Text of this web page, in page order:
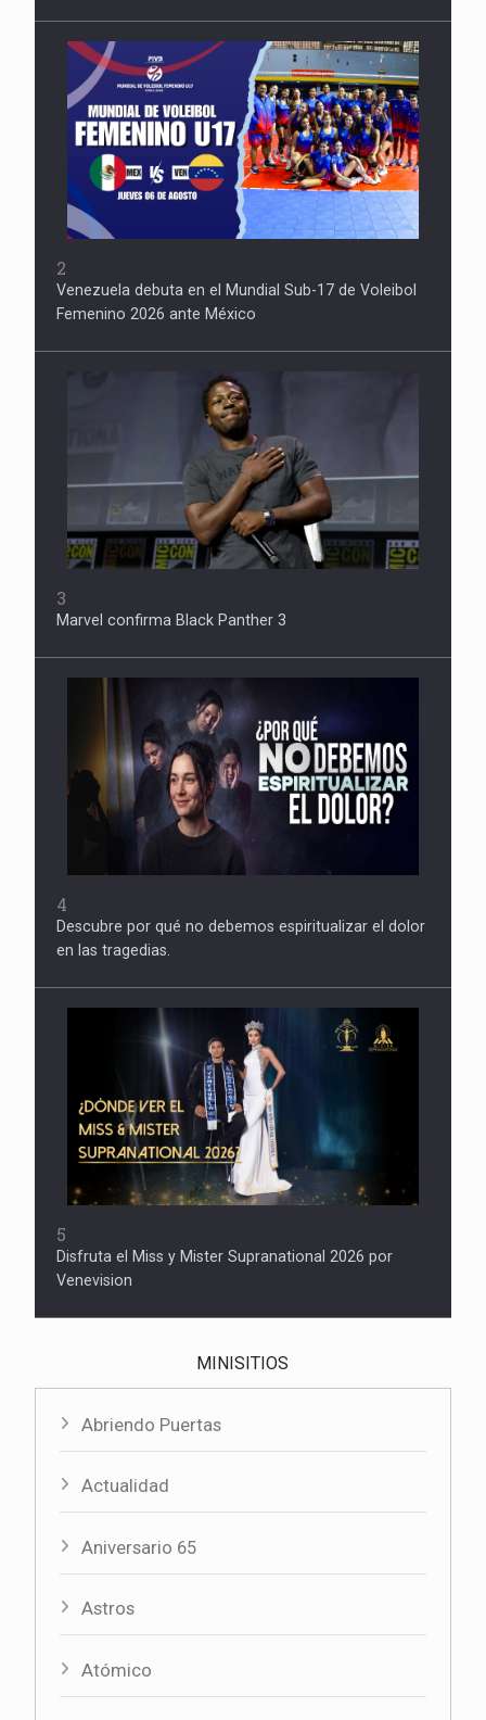
2
Venezuela debuta en el Mundial Sub-17 de Voleibol
Femenino 2026 ante México
3
Marvel confirma Black Panther 3
4
Descubre por qué no debemos espiritualizar el dolor
en las tragedias.
5
Disfruta el Miss y Mister Supranational 2026 por
Venevision
MINISITIOS
Abriendo Puertas
Actualidad
Aniversario 65
Astros
Atómico